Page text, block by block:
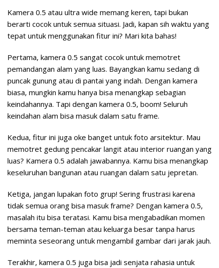
Kamera 0.5 atau ultra wide memang keren, tapi bukan
berarti cocok untuk semua situasi. Jadi, kapan sih waktu yang
tepat untuk menggunakan fitur ini? Mari kita bahas!
Pertama, kamera 0.5 sangat cocok untuk memotret
pemandangan alam yang luas. Bayangkan kamu sedang di
puncak gunung atau di pantai yang indah. Dengan kamera
biasa, mungkin kamu hanya bisa menangkap sebagian
keindahannya. Tapi dengan kamera 0.5, boom! Seluruh
keindahan alam bisa masuk dalam satu frame.
Kedua, fitur ini juga oke banget untuk foto arsitektur. Mau
memotret gedung pencakar langit atau interior ruangan yang
luas? Kamera 0.5 adalah jawabannya. Kamu bisa menangkap
keseluruhan bangunan atau ruangan dalam satu jepretan.
Ketiga, jangan lupakan foto grup! Sering frustrasi karena
tidak semua orang bisa masuk frame? Dengan kamera 0.5,
masalah itu bisa teratasi. Kamu bisa mengabadikan momen
bersama teman-teman atau keluarga besar tanpa harus
meminta seseorang untuk mengambil gambar dari jarak jauh.
Terakhir, kamera 0.5 juga bisa jadi senjata rahasia untuk